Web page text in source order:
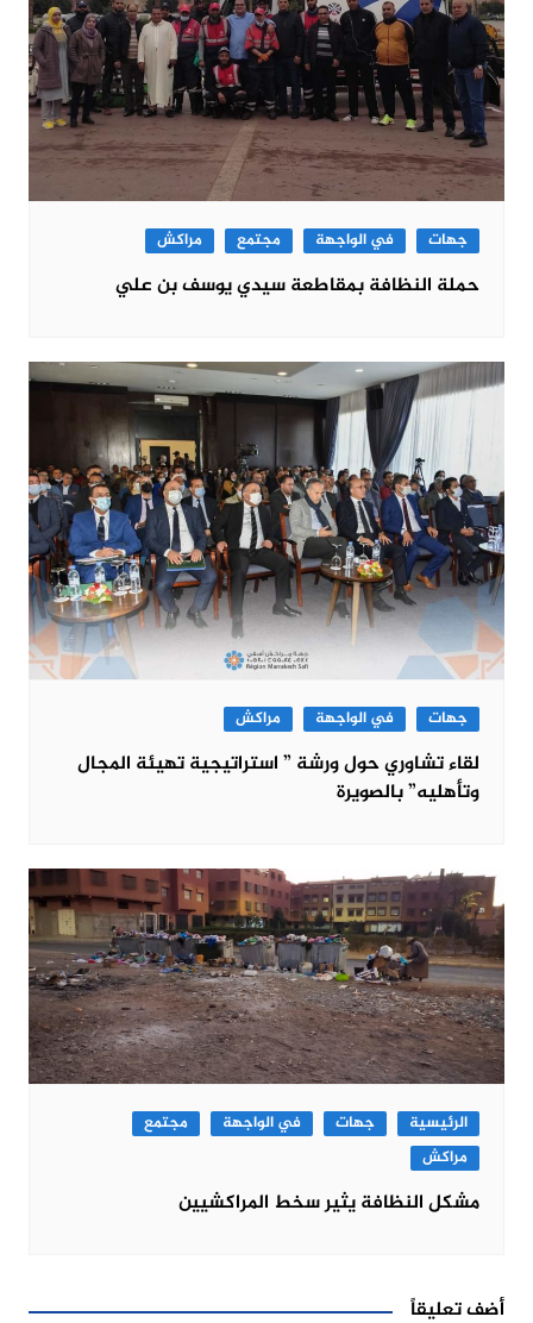
جهات في الواجهة مجتمع مراكش
حملة النظافة بمقاطعة سيدي يوسف بن علي
جهات في الواجهة مراكش
لقاء تشاوري حول ورشة ” استراتيجية تهيئة المجال
وتأهليه” بالصويرة
الرئيسية جهات في الواجهة
مجتمع
مراكش
مشكل النظافة يثير سخط المراكشيين
أضف تعليقاً